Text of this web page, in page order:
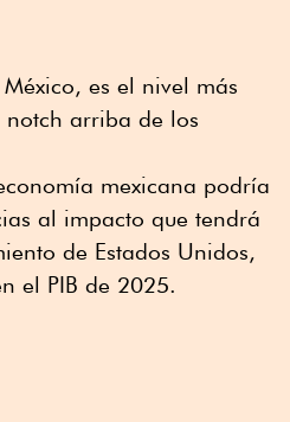
es el nivel más
arriba de los
mexicana podría
al impacto que tendrá
de Estados Unidos,
el PIB de 2025.